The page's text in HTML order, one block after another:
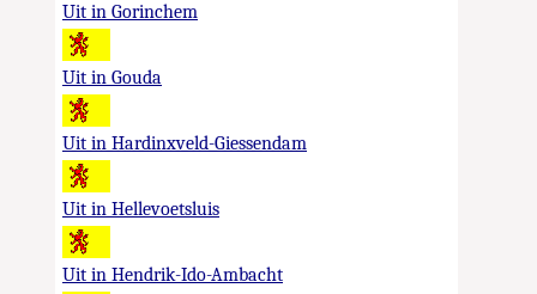
Uit in Gorinchem
Uit in Gouda
Uit in Hardinxveld-Giessendam
Uit in Hellevoetsluis
Uit in Hendrik-Ido-Ambacht